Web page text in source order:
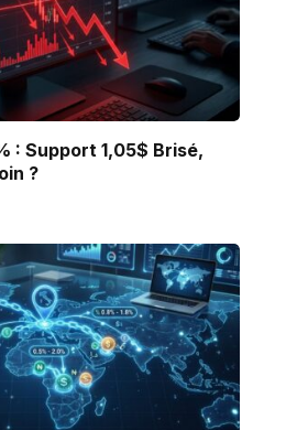
: Support 1,05$ Brisé,
?